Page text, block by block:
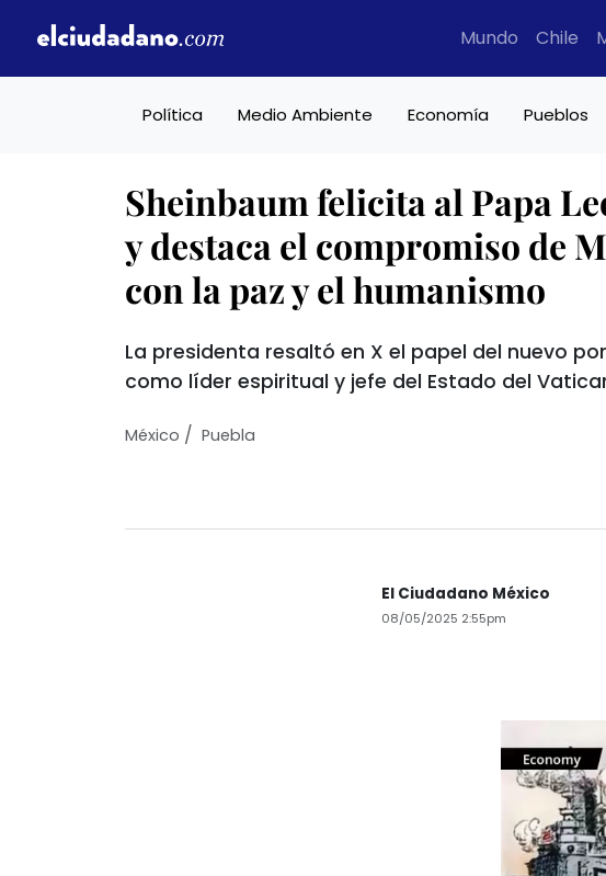
Mundo Chile
Política Medio Ambiente Economía Pueblos
Sheinbaum felicita al Papa
y destaca el compromiso de
con la paz y el humanismo
La presidenta resaltó en X el papel del nuevo
como líder espiritual y jefe del Estado del
México / Puebla
El Ciudadano México
08/05/2025 2:55pm